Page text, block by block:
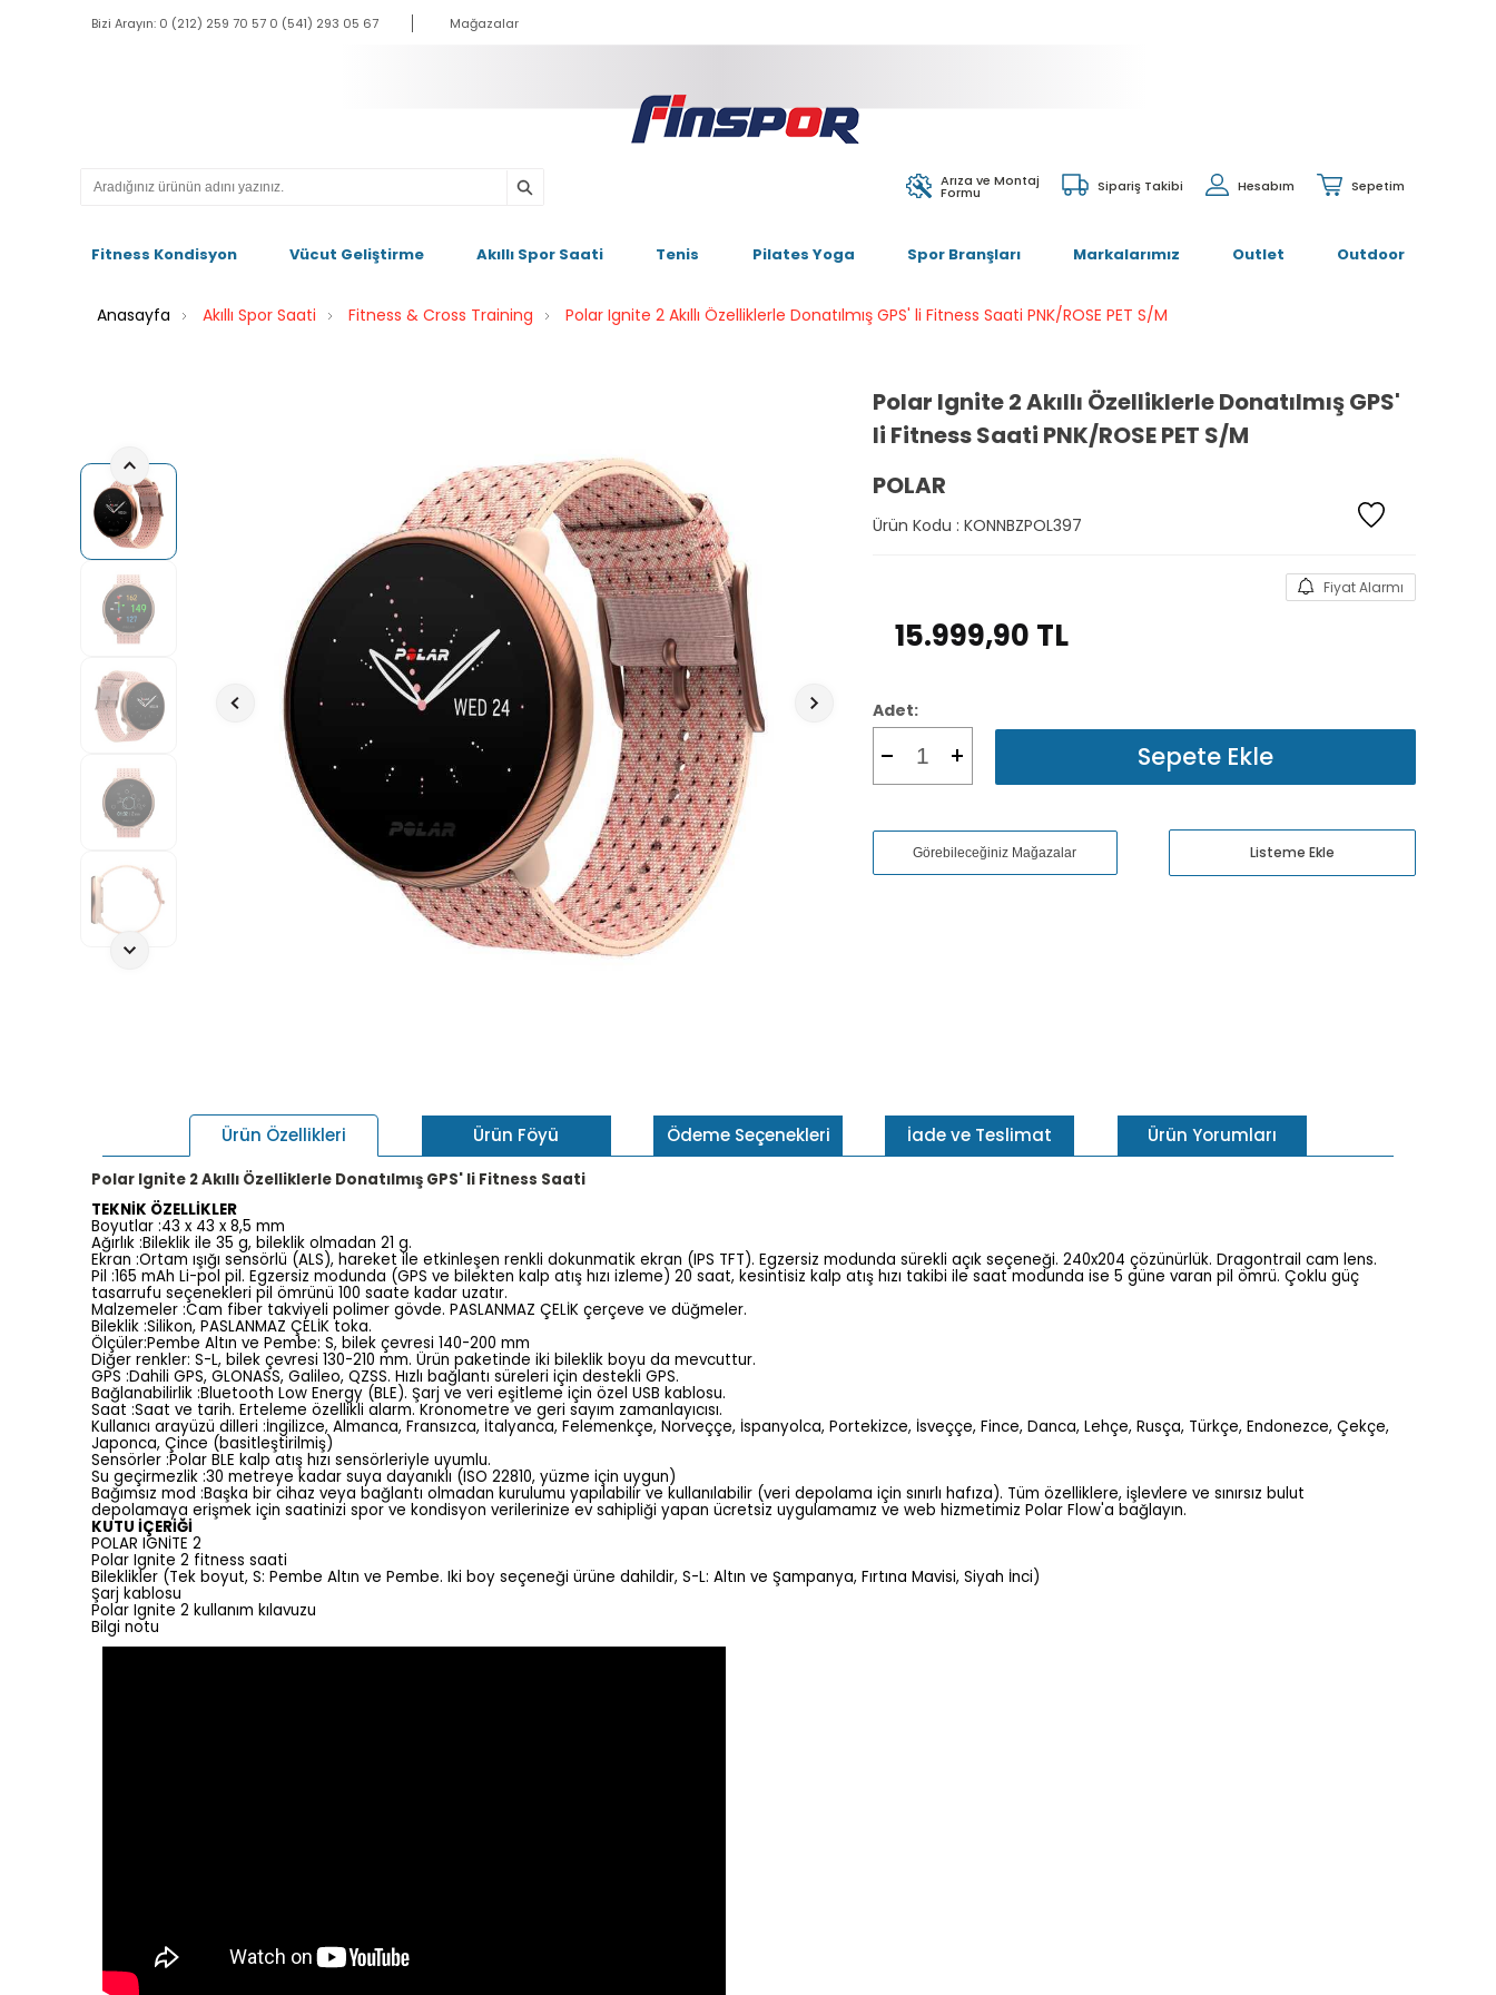
Bizi Arayın: 0 (212) 259 70 57 0 (541) 293 05 67 Mağazalar
Sepetim
Hesabım
Sipariş Takibi
Arıza ve Montaj
Formu
Fitness Kondisyon Vücut Geliştirme Akıllı Spor Saati Tenis Pilates Yoga Spor Branşları Markalarımız Outlet Outdoor
Anasayfa Akıllı Spor Saati Fitness & Cross Training Polar Ignite 2 Akıllı Özelliklerle Donatılmış GPS' li Fitness Saati PNK/ROSE PET S/M
Polar Ignite 2 Akıllı Özelliklerle Donatılmış GPS'
li Fitness Saati PNK/ROSE PET S/M
POLAR
Ürün Kodu : KONNBZPOL397
Fiyat Alarmı
15.999,90 TL
Adet:
Sepete Ekle
Görebileceğiniz Mağazalar Listeme Ekle
Ürün Özellikleri Ürün Föyü Ödeme Seçenekleri İade ve Teslimat Ürün Yorumları
Polar Ignite 2 Akıllı Özelliklerle Donatılmış GPS' li Fitness Saati
TEKNİK ÖZELLİKLER
Boyutlar :43 x 43 x 8,5 mm
Ağırlık :Bileklik ile 35 g, bileklik olmadan 21 g.
Ekran :Ortam ışığı sensörlü (ALS), hareket ile etkinleşen renkli dokunmatik ekran (IPS TFT). Egzersiz modunda sürekli açık seçeneği. 240x204 çözünürlük. Dragontrail cam lens.
Pil :165 mAh Li-pol pil. Egzersiz modunda (GPS ve bilekten kalp atış hızı izleme) 20 saat, kesintisiz kalp atış hızı takibi ile saat modunda ise 5 güne varan pil ömrü. Çoklu güç
tasarrufu seçenekleri pil ömrünü 100 saate kadar uzatır.
Malzemeler :Cam fiber takviyeli polimer gövde. PASLANMAZ ÇELİK çerçeve ve düğmeler.
Bileklik :Silikon, PASLANMAZ ÇELİK toka.
Ölçüler:Pembe Altın ve Pembe: S, bilek çevresi 140-200 mm
Diğer renkler: S-L, bilek çevresi 130-210 mm. Ürün paketinde iki bileklik boyu da mevcuttur.
GPS :Dahili GPS, GLONASS, Galileo, QZSS. Hızlı bağlantı süreleri için destekli GPS.
Bağlanabilirlik :Bluetooth Low Energy (BLE). Şarj ve veri eşitleme için özel USB kablosu.
Saat :Saat ve tarih. Erteleme özellikli alarm. Kronometre ve geri sayım zamanlayıcısı.
Kullanıcı arayüzü dilleri :İngilizce, Almanca, Fransızca, İtalyanca, Felemenkçe, Norveççe, İspanyolca, Portekizce, İsveççe, Fince, Danca, Lehçe, Rusça, Türkçe, Endonezce, Çekçe,
Japonca, Çince (basitleştirilmiş)
Sensörler :Polar BLE kalp atış hızı sensörleriyle uyumlu.
Su geçirmezlik :30 metreye kadar suya dayanıklı (ISO 22810, yüzme için uygun)
Bağımsız mod :Başka bir cihaz veya bağlantı olmadan kurulumu yapılabilir ve kullanılabilir (veri depolama için sınırlı hafıza). Tüm özelliklere, işlevlere ve sınırsız bulut
depolamaya erişmek için saatinizi spor ve kondisyon verilerinize ev sahipliği yapan ücretsiz uygulamamız ve web hizmetimiz Polar Flow'a bağlayın.
KUTU İÇERİĞİ
POLAR IGNİTE 2
Polar Ignite 2 fitness saati
Bileklikler (Tek boyut, S: Pembe Altın ve Pembe. Iki boy seçeneği ürüne dahildir, S-L: Altın ve Şampanya, Fırtına Mavisi, Siyah İnci)
Şarj kablosu
Polar Ignite 2 kullanım kılavuzu
Bilgi notu